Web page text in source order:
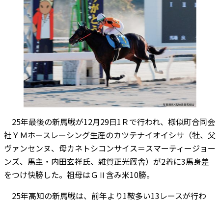
25年最後の新馬戦が12月29日1Ｒで行われ、様似町合同会
社ＹＭホースレーシング生産のカツテナイオイシサ（牡、父
ヴァンセンヌ、母カネトシコンサイス＝スマーティージョー
ンズ、馬主・内田玄祥氏、雑賀正光厩舎）が2着に3馬身差
をつけ快勝した。祖母はＧⅡ含み米10勝。
25年高知の新馬戦は、前年より1鞍多い13レースが行わ